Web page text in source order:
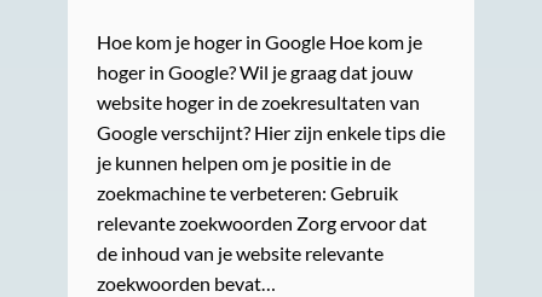
Hoe kom je hoger in Google Hoe kom je
hoger in Google? Wil je graag dat jouw
website hoger in de zoekresultaten van
Google verschijnt? Hier zijn enkele tips die
je kunnen helpen om je positie in de
zoekmachine te verbeteren: Gebruik
relevante zoekwoorden Zorg ervoor dat
de inhoud van je website relevante
zoekwoorden bevat…